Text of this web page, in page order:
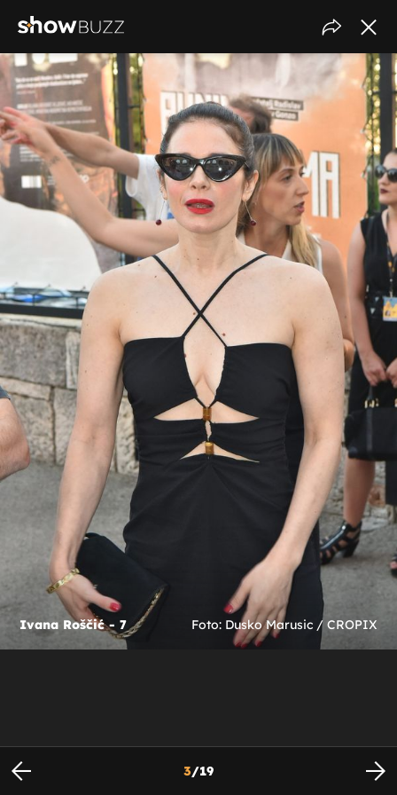
Ivana Roščić - 7 Foto: Dusko Marusic / CROPIX
3/19